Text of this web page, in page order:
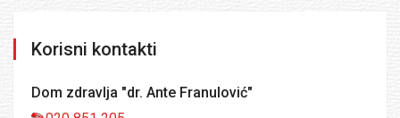
Korisni kontakti
Dom zdravlja "dr. Ante Franulović"